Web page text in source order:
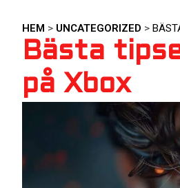
HEM > UNCATEGORIZED >
Bästa
på Xbox